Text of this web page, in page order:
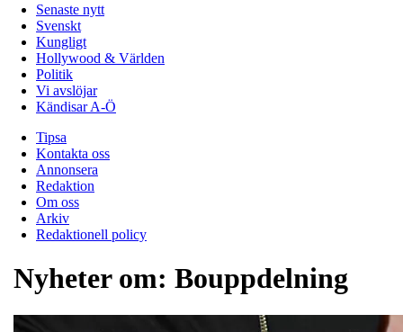
Senaste nytt
Svenskt
Kungligt
Hollywood & Världen
Politik
Vi avslöjar
Kändisar A-Ö
Tipsa
Kontakta oss
Annonsera
Redaktion
Om oss
Arkiv
Redaktionell policy
Nyheter om: Bouppdelning